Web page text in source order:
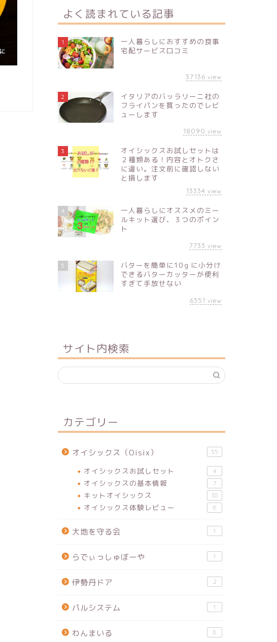
よく読まれている記事
1
一人暮らしにおすすめの食事
宅配サービス口コミ
37136 view
2
イタリアのバッラリーニ社の
フライパンを買ったのでレビ
ューします
18090 view
3
オイシックスお試しセットは
２種類ある！内容とオトクさ
に違い。注文前に確認しない
と損します
13334 view
4
一人暮らしにオススメのミー
ルキット選び、３つのポイン
ト
7733 view
5
バターを簡単に10ｇに小分け
できるバターカッターが便利
すぎて手放せない
6351 view
サイト内検索
カテゴリー
オイシックス（Oisix） 55
オイシックスお試しセット 4
オイシックスの基本情報 7
キットオイシックス 38
オイシックス体験レビュー 6
大地を守る会 1
らでぃっしゅぼーや 1
伊勢丹ドア 2
パルシステム 1
わんまいる 6